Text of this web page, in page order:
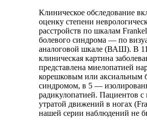
Клиническое обследование
оценку степени
расстройств по шкалам
болевого синдрома — по
аналоговой шкале (ВАШ). В
клиническая картина
представлена миелопатией
корешковым или аксиальным
синдромом, в 5 —
радикулопатией. Пациентов с
утратой движений в ногах
нашей серии наблюдений не